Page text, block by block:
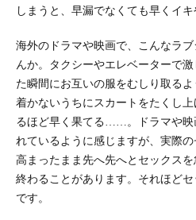
しまうと、早漏でなくても早くイキ
海外のドラマや映画で、こんなラ
んか。タクシーやエレベーターで
た瞬間にお互いの服をむしり取る
着かないうちにスカートをたくし
るほど早く果てる……。ドラマや映
れているように感じますが、実際
高まったまま先へ先へとセックス
終わることがあります。それほど
です。